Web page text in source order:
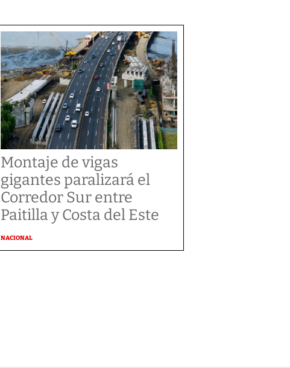
Montaje de vigas
gigantes paralizará el
Corredor Sur entre
Paitilla y Costa del Este
NACIONAL